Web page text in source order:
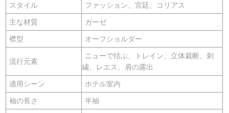
スタイル ファッション、宮廷、コリアス
主な材質 ガーゼ
襟型 オーフショルダー
流行元素
ニューで结ぶ、トレイン、立体裁断、刺
繍、レエス、肩の露出
適用シーン ホテル室内
袖の長さ 半袖